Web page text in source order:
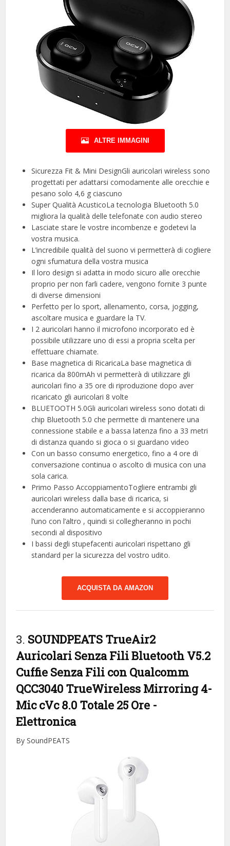
ALTRE IMMAGINI
Sicurezza Fit & Mini DesignGli auricolari wireless sono
progettati per adattarsi comodamente alle orecchie e
pesano solo 4,6 g ciascuno
Super Qualità AcusticoLa tecnologia Bluetooth 5.0
migliora la qualità delle telefonate con audio stereo
Lasciate stare le vostre incombenze e godetevi la
vostra musica.
L’incredibile qualità del suono vi permetterà di cogliere
ogni sfumatura della vostra musica
Il loro design si adatta in modo sicuro alle orecchie
proprio per non farli cadere, vengono fornite 3 punte
di diverse dimensioni
Perfetto per lo sport, allenamento, corsa, jogging,
ascoltare musica e guardare la TV.
I 2 auricolari hanno il microfono incorporato ed è
possibile utilizzare uno di essi a propria scelta per
effettuare chiamate.
Base magnetica di RicaricaLa base magnetica di
ricarica da 800mAh vi permetterà di utilizzare gli
auricolari fino a 35 ore di riproduzione dopo aver
ricaricato gli auricolari 8 volte
BLUETOOTH 5.0Gli auricolari wireless sono dotati di
chip Bluetooth 5.0 che permette di mantenere una
connessione stabile e a bassa latenza fino a 33 metri
di distanza quando si gioca o si guardano video
Con un basso consumo energetico, fino a 4 ore di
conversazione continua o ascolto di musica con una
sola carica.
Primo Passo AccoppiamentoTogliere entrambi gli
auricolari wireless dalla base di ricarica, si
accenderanno automaticamente e si accoppieranno
l’uno con l’altro , quindi si collegheranno in pochi
secondi al dispositivo
I bassi degli stupefacenti auricolari rispettano gli
standard per la sicurezza del vostro udito.
ACQUISTA DA AMAZON
3. SOUNDPEATS TrueAir2
Auricolari Senza Fili Bluetooth V5.2
Cuffie Senza Fili con Qualcomm
QCC3040 TrueWireless Mirroring 4-
Mic cVc 8.0 Totale 25 Ore -
Elettronica
By SoundPEATS